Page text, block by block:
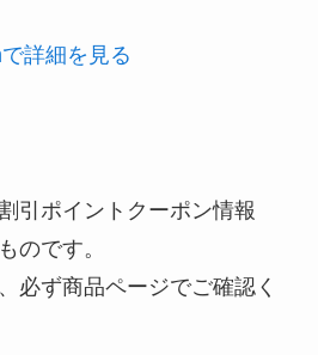
詳細を見る
引ポイントクーポン情報
のです。
必ず商品ページでご確認く